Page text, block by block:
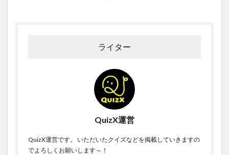
ライター
QuizX運営
QuizX運営です。 いただいたクイズなどを掲載していきますの
でよろしくお願いします～！